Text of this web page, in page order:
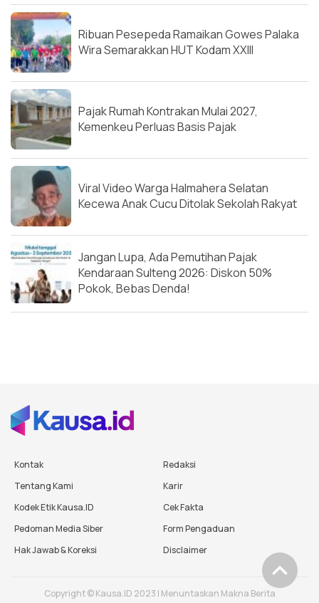
Ribuan Pesepeda Ramaikan Gowes Palaka
Wira Semarakkan HUT Kodam XXIII
Pajak Rumah Kontrakan Mulai 2027,
Kemenkeu Perluas Basis Pajak
Viral Video Warga Halmahera Selatan
Kecewa Anak Cucu Ditolak Sekolah Rakyat
Jangan Lupa, Ada Pemutihan Pajak
Kendaraan Sulteng 2026: Diskon 50%
Pokok, Bebas Denda!
Kontak
Redaksi
Tentang Kami
Karir
Kodek Etik Kausa.ID
Cek Fakta
Pedoman Media Siber
Form Pengaduan
Hak Jawab & Koreksi
Disclaimer
Copyright © Kausa.ID 2023 | Menuntaskan Makna Berita